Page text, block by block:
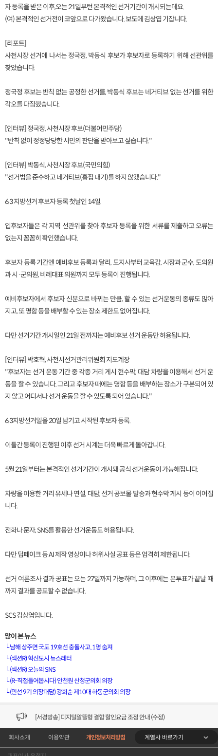
자 등록을 받은 이후,오는 21일부턴 본격적인 선거기간이 개시되는데요.
(여) 본격적인 선거전이 코앞으로 다가왔습니다. 보도에 김상엽 기잡니다.
[리포트]
사천시장 선거에 나서는 정국정, 박동식 후보가 후보자로 등록하기 위해 선관위를
찾았습니다.
정국정 후보는 반칙 없는 공정한 선거를, 박동식 후보는 네거티브 없는 선거를 위한
각오를 다짐했습니다.
[인터뷰] 정국정, 사천시장 후보(더불어민주당)
"반칙 없이 정정당당한 시민의 판단을 받아보고 싶습니다."
[인터뷰] 박동식, 사천시장 후보(국민의힘)
"선거법을 준수하고 네거티브(흠집 내기)를 하지 않겠습니다."
6.3 지방선거 후보자 등록 첫날인 14일.
입후보자들은 각 지역 선관위를 찾아 후보자 등록을 위한 서류를 제출하고 오류는
없는지 꼼꼼히 확인했습니다.
후보자 등록 기간엔 예비후보 등록과 달리, 도지사부터 교육감, 시장과 군수, 도의원
과 시·군의원, 비례대표 의원까지 모두 등록이 진행됩니다.
예비후보자에서 후보자 신분으로 바뀌는 만큼, 할 수 있는 선거운동의 종류도 많아
지고, 또 명함 등을 배부할 수 있는 장소 제한도 없어집니다.
다만 선거기간 개시일인 21일 전까지는 예비후보 선거 운동만 허용됩니다.
[인터뷰] 박호혁, 사천시선거관리위원회 지도계장
"후보자는 선거 운동 기간 중 각종 거리 게시 현수막, 대담 차량을 이용해서 선거 운
동을 할 수 있습니다. 그리고 후보자 때에는 명함 등을 배부하는 장소가 구분되어 있
지 않고 어디서나 선거 운동을 할 수 있도록 되어 있습니다."
6.3지방선거일을 20일 남기고 시작된 후보자 등록.
이틀간 등록이 진행된 이후 선거 시계는 더욱 빠르게 돌아갑니다.
5월 21일부터는 본격적인 선거기간이 개시돼 공식 선거운동이 가능해집니다.
차량을 이용한 거리 유세나 연설, 대담, 선거 공보물 발송과 현수막 게시 등이 이어집
니다.
전화나 문자, SNS를 활용한 선거운동도 허용됩니다.
다만 딥페이크 등 AI 제작 영상이나 허위사실 공표 등은 엄격히 제한됩니다.
선거 여론조사 결과 공표는 오는 27일까지 가능하며, 그 이후에는 본투표가 끝날 때
까지 결과를 공표할 수 없습니다.
SCS 김상엽입니다.
많이 본 뉴스
└남해 상주면 국도 19호선 충돌사고..1명 숨져
└(섹션R) 혁신도시 뉴스레터
└(섹션R) 오늘의 SNS
└(R-직접들어봅시다) 안천원 산청군의회 의장
└(민선 9기 의장대담) 강희순 제10대 하동군의회 의장
[VOD공지] 청춘초이스 이용금액 변경 안내
[서경방송] 일부 채널편성 변경 안내의 건 (7/22)
[서경방송] 디지털알뜰형 결합 할인요금 조정 안내 (수정)
[공지] 개인정보처리방침 (Ver2.15) 개정의 건 (7/1)
회사소개 이용약관 개인정보처리방침 계열사 바로가기